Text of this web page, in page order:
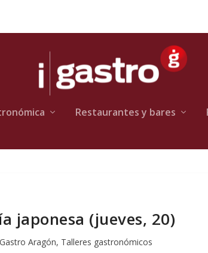
Restaurantes y bares
japonesa (jueves, 20)
Aragón, Talleres gastronómicos